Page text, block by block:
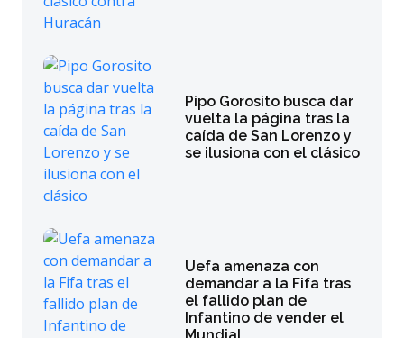
Pipo Gorosito busca dar
vuelta la página tras la
caída de San Lorenzo y
se ilusiona con el clásico
Uefa amenaza con
demandar a la Fifa tras
el fallido plan de
Infantino de vender el
Mundial